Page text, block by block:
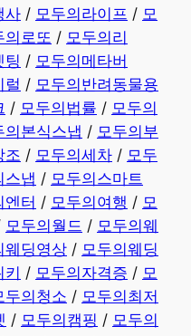
사 / 모두의라이프 / 모
의로또 / 모두의리
팅 / 모두의메타버
럴 / 모두의반려동물용
/ 모두의법률 / 모두의
의본식스냅 / 모두의부
조 / 모두의세차 / 모두
스냅 / 모두의스마트
엔터 / 모두의여행 / 모
모두의월드 / 모두의웨
웨딩영상 / 모두의웨딩
키 / 모두의자격증 / 모
두의청소 / 모두의최저
/ 모두의캠핑 / 모두의